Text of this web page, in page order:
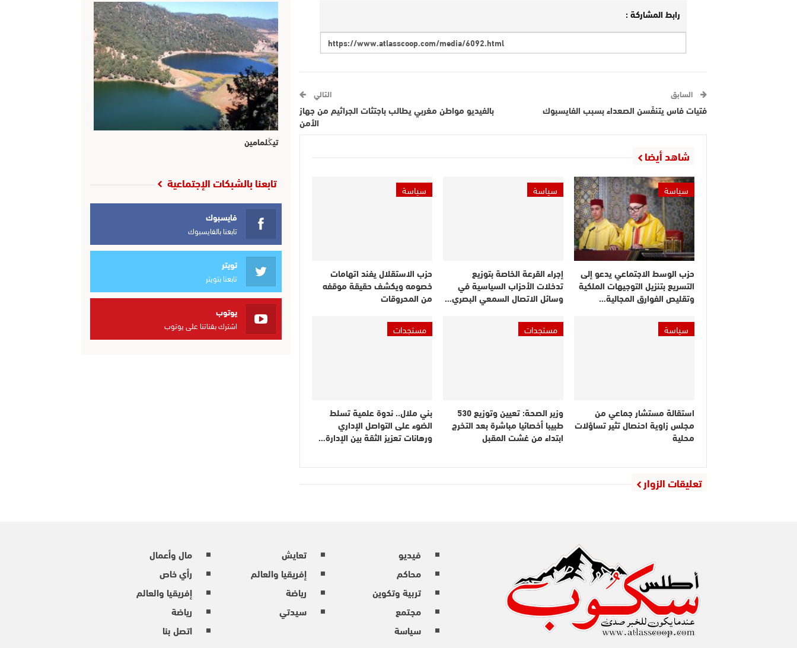
رابط المشاركة :
السابق
فتيات فاس يتنفّسن الصعداء بسبب الفايسبوك
التالي
بالفيديو مواطن مغربي يطالب باجتثات الجراثيم من جهاز
الأمن
شاهد أيضا
سياسة
حزب الوسط الاجتماعي يدعو إلى
التسريع بتنزيل التوجيهات الملكية
وتقليص الفوارق المجالية…
سياسة
إجراء القرعة الخاصة بتوزيع
تدخلات الأحزاب السياسية في
وسائل الاتصال السمعي البصري…
سياسة
حزب الاستقلال يفند اتهامات
خصومه ويكشف حقيقة موقفه
من المحروقات
سياسة
استقالة مستشار جماعي من
مجلس زاوية احنصال تثير تساؤلات
محلية
مستجدات
وزير الصحة: تعيين وتوزيع 530
طبيبا أخصائيا مباشرة بعد التخرج
ابتداء من غشت المقبل
مستجدات
بني ملال.. ندوة علمية تسلط
الضوء على التواصل الإداري
ورهانات تعزيز الثقة بين الإدارة…
تعليقات الزوار
تيڭلمامين
تابعنا بالشبكات الإجتماعية
فايسبوك
تابعنا بالفايسبوك
تويتر
تابعنا بتويتر
يوتوب
اشترك بقناتنا على يوتوب
فيديو
محاكم
تربية وتكوين
مجتمع
سياسة
تعايش
إفريقيا والعالم
رياضة
سيدتي
مال وأعمال
رأي خاص
إفريقيا والعالم
رياضة
اتصل بنا